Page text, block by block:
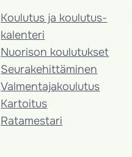
Koulutus ja koulutus­
kalenteri
Nuorison koulutukset
Seura­kehittäminen
Valmentaja­koulutus
Kartoitus
Ratamestari